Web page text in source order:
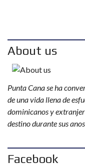
About us
Punta Cana se ha
de una vida llena de
dominicanos y
destino durante sus
Facebook